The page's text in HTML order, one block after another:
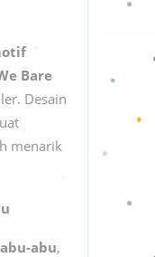
Bare
Desain
menarik
abu,